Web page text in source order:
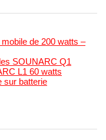
de 200 watts –
SOUNARC Q1
L1 60 watts
sur batterie